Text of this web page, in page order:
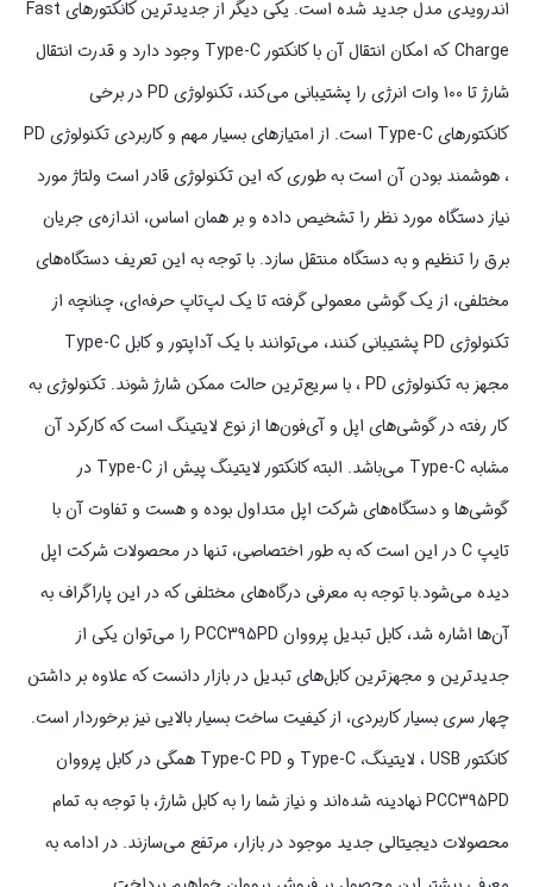
اندرویدی مدل جدید شده است. یکی دیگر از جدیدترین کانکتورهای Fast
Charge که امکان انتقال آن با کانکتور Type-C وجود دارد و قدرت انتقال
شارژ تا 100 وات انرژی را پشتیبانی می‌کند، تکنولوژی PD در برخی
کانکتورهای Type-C است. از امتیازهای بسیار مهم و کاربردی تکنولوژی PD
، هوشمند بودن آن است به طوری که این تکنولوژی قادر است ولتاژ مورد
نیاز دستگاه مورد نظر را تشخیص داده و بر همان اساس، اندازه‌ی جریان
برق را تنظیم و به دستگاه منتقل سازد. با توجه به این تعریف دستگاه‌های
مختلفی، از یک گوشی معمولی گرفته تا یک لپ‌تاپ حرفه‌ای، چنانچه از
تکنولوژی PD پشتیبانی کنند، می‌توانند با یک آداپتور و کابل Type-C
مجهز به تکنولوژی PD ، با سریع‌ترین حالت ممکن شارژ شوند. تکنولوژی به
کار رفته در گوشی‌های اپل و آی‌فون‌ها از نوع لایتینگ است که کارکرد آن
مشابه Type-C می‌باشد. البته کانکتور لایتینگ پیش از Type-C در
گوشی‌ها و دستگاه‌های شرکت اپل متداول بوده و هست و تفاوت آن با
تایپ C در این است که به طور اختصاصی، تنها در محصولات شرکت اپل
دیده می‌شود.با توجه به معرفی درگاه‌های مختلفی که در این پاراگراف به
آن‌ها اشاره شد، کابل تبدیل پرووان PCC395PD را می‌توان یکی از
جدیدترین و مجهزترین کابل‌های تبدیل در بازار دانست که علاوه بر داشتن
چهار سری بسیار کاربردی، از کیفیت ساخت بسیار بالایی نیز برخوردار است.
کانکتور USB ، لایتینگ، Type-C و Type-C PD همگی در کابل پرووان
PCC395PD نهادینه شده‌اند و نیاز شما را به کابل شارژ، با توجه به تمام
محصولات دیجیتالی جدید موجود در بازار، مرتفع می‌سازند. در ادامه به